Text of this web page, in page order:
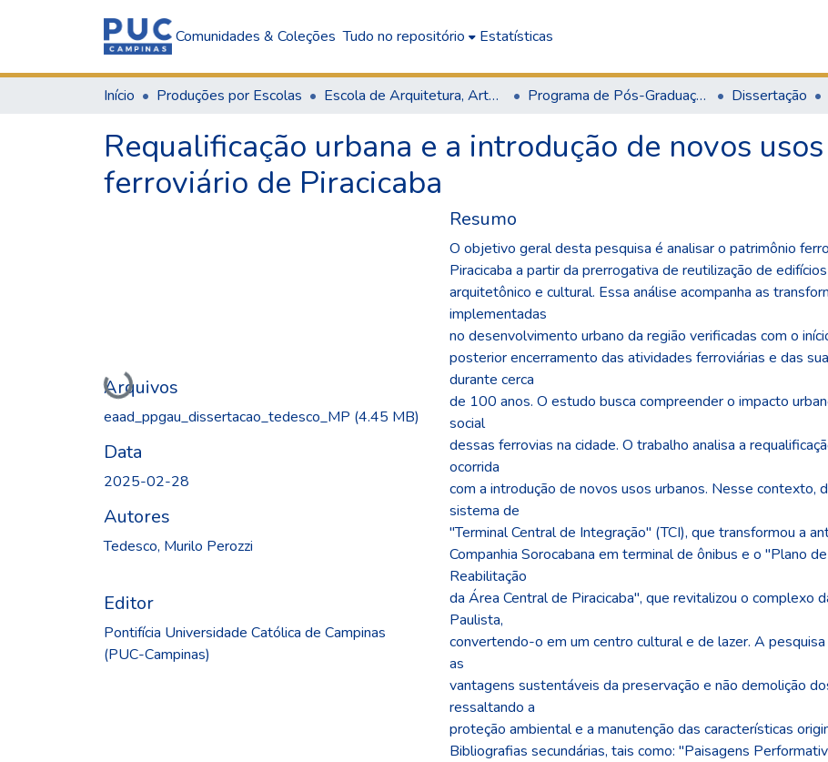
Comunidades & Coleções Tudo no repositório Estatísticas
Início Produções por Escolas Escola de Arquitetura, Artes e Design Programa de Pós-Graduação em Arquitetura e Urbanismo Dissertação
Requalificação urbana e a introdução de novos
ferroviário de Piracicaba
Carregando...
Arquivos
eaad_ppgau_dissertacao_tedesco_MP (4.45 MB)
Data
2025-02-28
Autores
Tedesco, Murilo Perozzi
Editor
Pontifícia Universidade Católica de Campinas
(PUC-Campinas)
Resumo
O objetivo geral desta pesquisa é analisar o patrimônio
Piracicaba a partir da prerrogativa de reutilização de
arquitetônico e cultural. Essa análise acompanha as
implementadas
no desenvolvimento urbano da região verificadas com o
posterior encerramento das atividades ferroviárias e das
durante cerca
de 100 anos. O estudo busca compreender o impacto
social
dessas ferrovias na cidade. O trabalho analisa a
ocorrida
com a introdução de novos usos urbanos. Nesse contexto,
sistema de
"Terminal Central de Integração" (TCI), que transformou a
Companhia Sorocabana em terminal de ônibus e o "Plano
Reabilitação
da Área Central de Piracicaba", que revitalizou o complexo
Paulista,
convertendo-o em um centro cultural e de lazer. A
as
vantagens sustentáveis da preservação e não demolição
ressaltando a
proteção ambiental e a manutenção das características
Bibliografias secundárias, tais como: "Paisagens